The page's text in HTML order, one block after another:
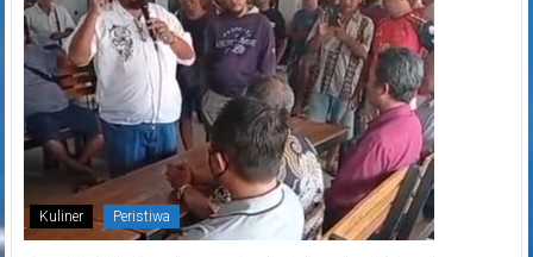
Kuliner Peristiwa